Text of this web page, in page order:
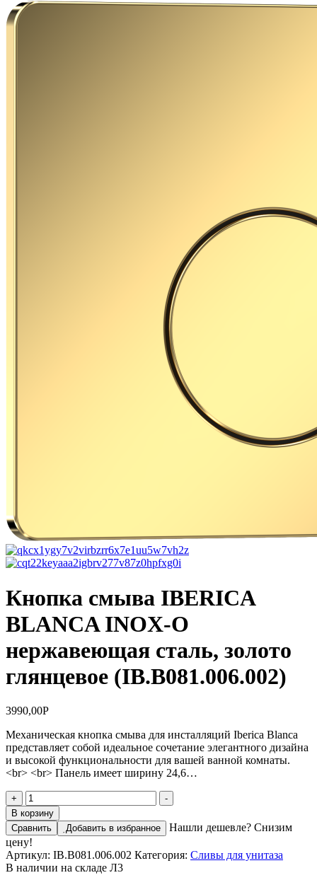
Кнопка смыва IBERICA
BLANCA INOX-O
нержавеющая сталь, золото
глянцевое (IB.B081.006.002)
3990,00Р
Механическая кнопка смыва для инсталляций Iberica Blanca
представляет собой идеальное сочетание элегантного дизайна
и высокой функциональности для вашей ванной комнаты.
<br> <br> Панель имеет ширину 24,6…
+
Количество
товара
Кнопка
смыва
IBERICA
BLANCA
INOX-
-
В корзину
Сравнить
Добавить в избранное
Нашли дешевле? Снизим
цену!
Артикул: IB.B081.006.002 Категория: Сливы для унитаза
В наличии на складе Л3